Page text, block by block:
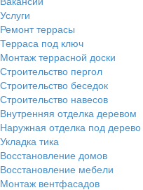
Услуги
Ремонт террасы
Терраса под ключ
Монтаж террасной доски
Строительство пергол
Строительство беседок
Строительство навесов
Внутренняя отделка деревом
Наружная отделка под дерево
Укладка тика
Восстановление домов
Восстановление мебели
Монтаж вентфасадов